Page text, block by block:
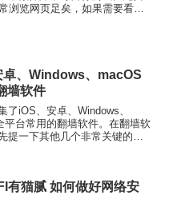
浏览网页足矣，如果需要看视
卓、Windows、macOS
墙软件
了iOS、安卓、Windows、
平台常用的翻墙软件。在翻墙软
提一下其他几个非常关键的安
行...
有猫腻 如何做好网络安